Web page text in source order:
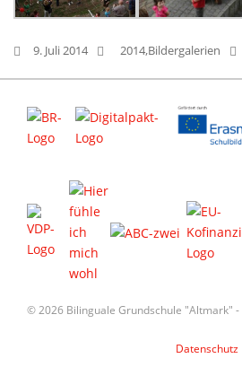
9. Juli 2014 2014,Bildergalerien
© 2026 Bilinguale Grundschule "Altmark" -
Datenschutz